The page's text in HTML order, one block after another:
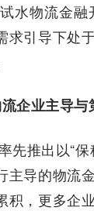
水物流金
求引导下处
业主导与
先推出以“
主导的物流
积，更多企